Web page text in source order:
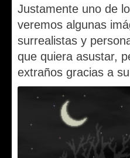
Justamente uno de
veremos algunas
surrealistas y
que quiera asustar,
extraños gracias a